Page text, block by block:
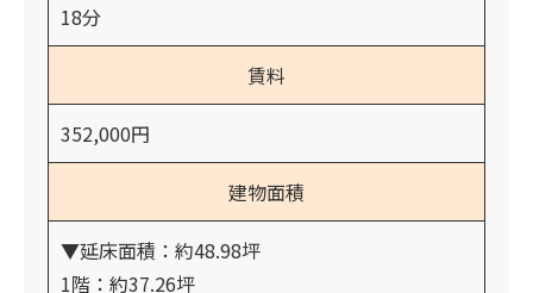
18分
賃料
352,000円
建物面積
▼延床面積：約48.98坪
1階：約37.26坪